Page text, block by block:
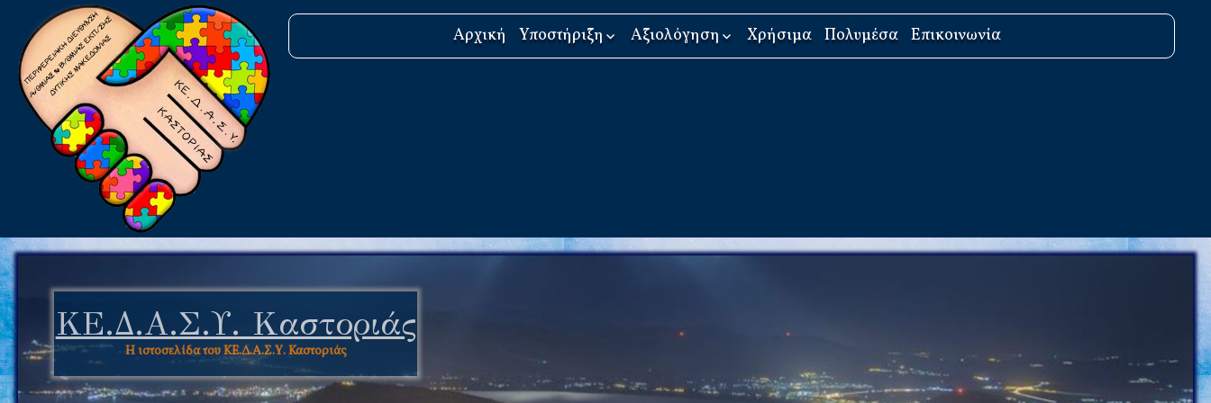
Αρχική
Υποστήριξη
Εκπαιδευτική
Αξιολόγηση
Διαδικασία
Χρήσιμα Πολυμέσα Επικοινωνία
ΚΕ.Δ.Α.Σ.Υ. Καστοριάς
Η ιστοσελίδα του ΚΕ.Δ.Α.Σ.Υ. Καστοριάς